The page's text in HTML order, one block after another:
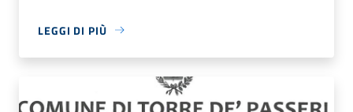
LEGGI DI PIÙ